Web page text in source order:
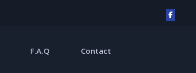
F.A.Q Contact